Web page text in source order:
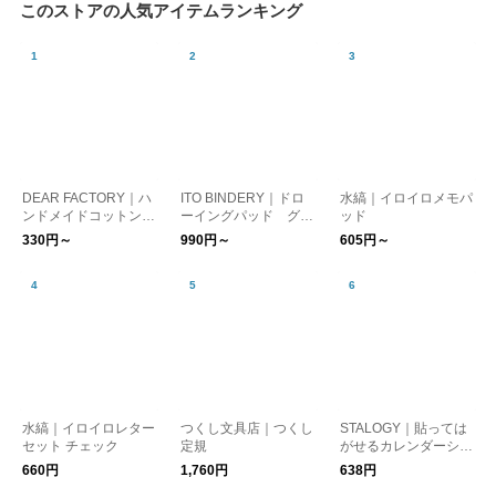
このストアの人気アイテムランキング
DEAR FACTORY｜ハ
ンドメイドコットンペ
ーパー ラウンドカー
330円～
ITO BINDERY｜ドロ
ーイングパッド グレ
ー
990円～
水縞｜イロイロメモパ
ッド
605円～
水縞｜イロイロレター
セット チェック
660円
つくし文具店｜つくし
定規
1,760円
STALOGY｜貼っては
がせるカレンダーシー
ル S 週間カレンダー
638円